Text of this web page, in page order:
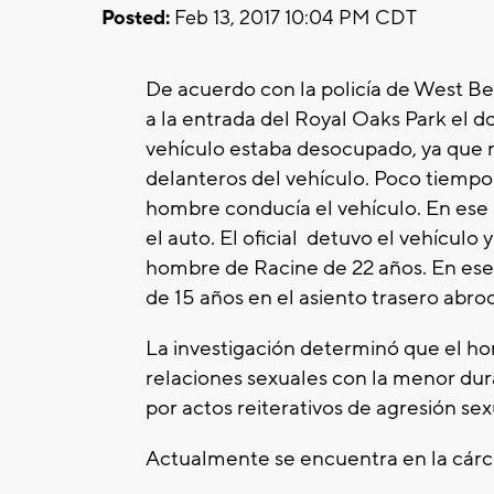
Posted: Feb 13, 2017 10:04 PM CDT
De acuerdo con la policía de West
a la entrada del Royal Oaks Park el
vehículo estaba desocupado, ya que
delanteros del vehículo. Poco
hombre conducía el vehículo. En
el auto. El oficial detuvo el vehículo
hombre de Racine de 22 años. En
de 15 años en el asiento trasero
La investigación determinó que el
relaciones sexuales con la menor
por actos reiterativos de agresión
Actualmente se encuentra en la